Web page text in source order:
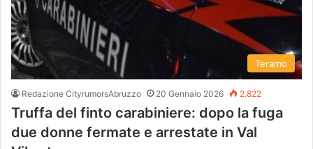
Teramo
Redazione CityrumorsAbruzzo 20 Gennaio 2026 2.822
Truffa del finto carabiniere: dopo la fuga
due donne fermate e arrestate in Val